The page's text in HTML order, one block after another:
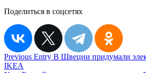
Поделиться в соцсетях
Навигация
Previous Entry В Швеции придумали
IKEA